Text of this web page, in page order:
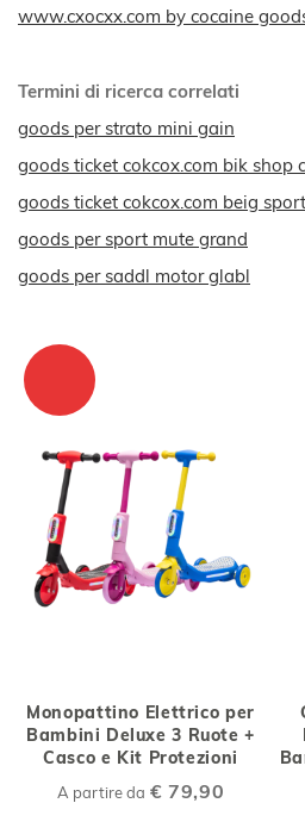
www.cxocxx.com by cocaine
Termini di ricerca correlati
goods per strato mini gain
goods ticket cokcox.com bik shop
goods ticket cokcox.com beig
goods per sport mute grand
goods per saddl motor glabl
Monopattino Elettrico per
Bambini Deluxe 3 Ruote +
Casco e Kit Protezioni
A partire da € 79,90